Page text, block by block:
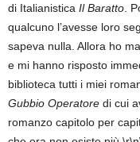
di Italianistica Il Baratto .
qualcuno l’avesse loro
sapeva nulla. Allora ho
e mi hanno risposto
biblioteca tutti i miei
Gubbio Operatore di cui
romanzo capitolo per